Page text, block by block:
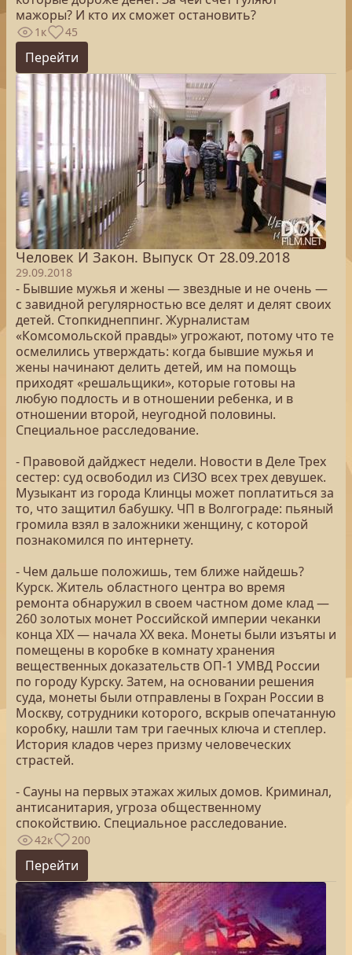
мажоры? И кто их сможет остановить?
1к 45
Перейти
Человек И Закон. Выпуск От 28.09.2018
29.09.2018
- Бывшие мужья и жены — звездные и не очень —
с завидной регулярностью все делят и делят своих
детей. Стопкиднеппинг. Журналистам
«Комсомольской правды» угрожают, потому что те
осмелились утверждать: когда бывшие мужья и
жены начинают делить детей, им на помощь
приходят «решальщики», которые готовы на
любую подлость и в отношении ребенка, и в
отношении второй, неугодной половины.
Специальное расследование.
- Правовой дайджест недели. Новости в Деле Трех
сестер: суд освободил из СИЗО всех трех девушек.
Музыкант из города Клинцы может поплатиться за
то, что защитил бабушку. ЧП в Волгограде: пьяный
громила взял в заложники женщину, с которой
познакомился по интернету.
- Чем дальше положишь, тем ближе найдешь?
Курск. Житель областного центра во время
ремонта обнаружил в своем частном доме клад —
260 золотых монет Российской империи чеканки
конца XIX — начала XX века. Монеты были изъяты и
помещены в коробке в комнату хранения
вещественных доказательств ОП-1 УМВД России
по городу Курску. Затем, на основании решения
суда, монеты были отправлены в Гохран России в
Москву, сотрудники которого, вскрыв опечатанную
коробку, нашли там три гаечных ключа и степлер.
История кладов через призму человеческих
страстей.
- Сауны на первых этажах жилых домов. Криминал,
антисанитария, угроза общественному
спокойствию. Специальное расследование.
42к 200
Перейти